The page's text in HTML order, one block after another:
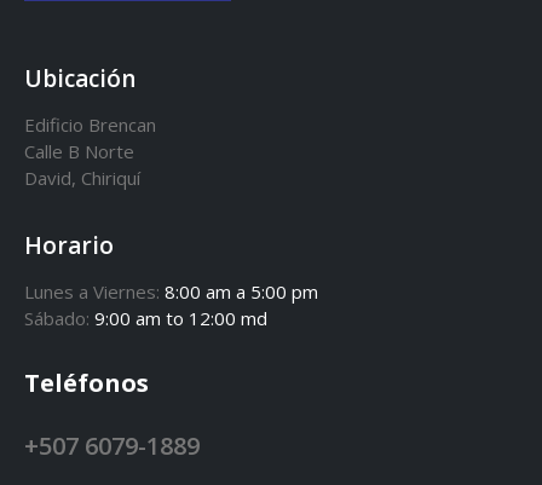
Ubicación
Edificio Brencan
Calle B Norte
David, Chiriquí
Horario
Lunes a Viernes: 8:00 am a 5:00 pm
Sábado: 9:00 am to 12:00 md
Teléfonos
+507 6079-1889